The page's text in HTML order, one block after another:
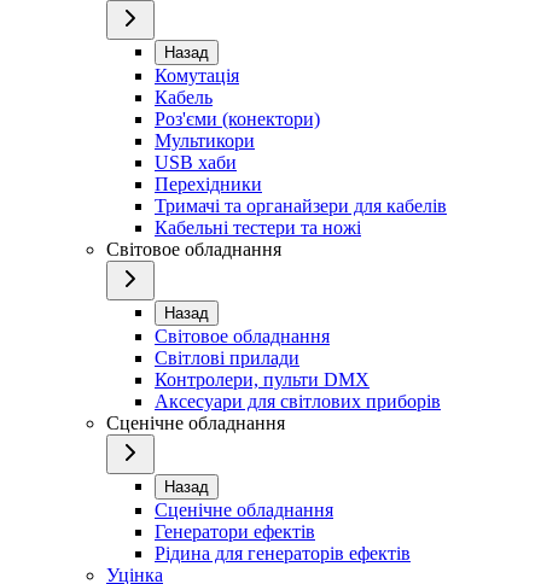
Назад
Комутація
Кабель
Роз'єми (конектори)
Мультикори
USB хаби
Перехідники
Тримачі та органайзери для кабелів
Кабельні тестери та ножі
Світовое обладнання
Назад
Світовое обладнання
Світлові прилади
Контролери, пульти DMX
Аксесуари для світлових приборів
Сценічне обладнання
Назад
Сценічне обладнання
Генератори ефектів
Рідина для генераторів ефектів
Уцінка